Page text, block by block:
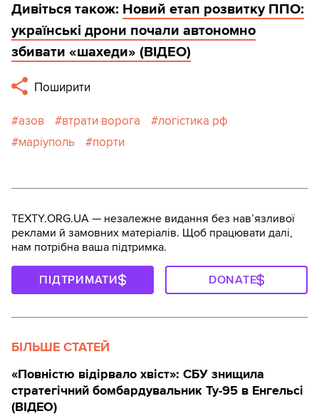
Дивіться також: Новий етап розвитку ППО:
українські дрони почали автономно
збивати «шахеди» (ВІДЕО)
Поширити
азов втрати ворога
логістика рф
маріуполь
порти
TEXTY.ORG.UA — незалежне видання без навʼязливої
реклами й замовних матеріалів. Щоб працювати далі,
нам потрібна ваша підтримка.
ПІДТРИМАТИ DONATE
БІЛЬШЕ СТАТЕЙ
«Повністю відірвало хвіст»: СБУ знищила
стратегічний бомбардувальник Ту-95 в Енгельсі
(ВІДЕО)